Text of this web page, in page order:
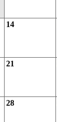
14
21
28